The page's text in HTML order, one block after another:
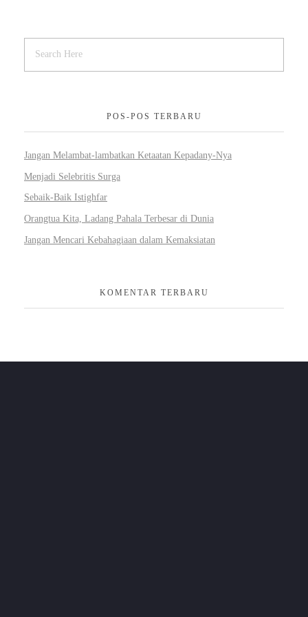
POS-POS TERBARU
Jangan Melambat-lambatkan Ketaatan Kepadany-Nya
Menjadi Selebritis Surga
Sebaik-Baik Istighfar
Orangtua Kita, Ladang Pahala Terbesar di Dunia
Jangan Mencari Kebahagiaan dalam Kemaksiatan
KOMENTAR TERBARU